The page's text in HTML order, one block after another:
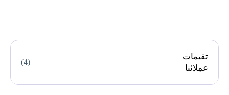
تقيمات
عملائنا
(4)